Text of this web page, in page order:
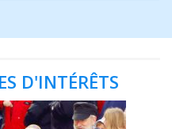
D'INTÉRÊTS